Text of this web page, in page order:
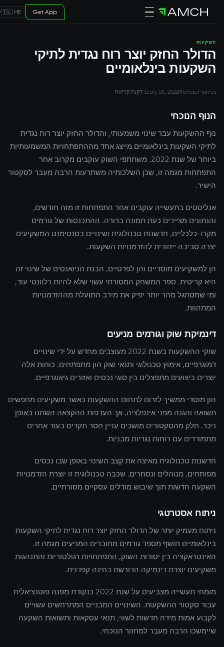
🇮🇱 HE Get App
השקעות
הדולר החזק יוצר רוח נגדית לתיקי
השקעות בינלאומיים
Michael Torres
July 25, 20223 דקות קריאה
הנוף הנוכחי
נוף ההשקעות עבר שינוי משמעותי, והדולר החזק יוצר רוח נגדית
לתיקי השקעות בינלאומיים מייצג אחד מההתפתחויות המשמעותיות
ביותר של שנת 2022. משתתפי השוק עוקבים מקרוב אחר
התפתחות מגמה זו, שכן השלכותיה משתרעות הרבה מעבר לסקטור
הישיר.
אנליסטים בתעשייה עוקבים אחר התפתחות זו מזה חודשים,
והנתונים מציירים כעת תמונה ברורה. ההתכנסות של גורמים
מקרו-כלכליים, חדשנות טכנולוגית ושינויים בסנטימנט המשקיעים
יצרה סביבה ייחודית להזדמנויות השקעות.
הן למשקיעים מוסדיים והן לפרטיים, הבנת הניואנסים של שינוי זה
היא קריטית. ספר המשחק המסורתי עשוי שלא להיות רלוונטי עוד,
ומי שמסתגל מהר יותר יפיק את מירב התועלת מההזדמנויות
המתהוות.
דינמיקת שוק וגורמים מניעים
שוקי ההשקעות בשנת 2022 מעוצבים מחדש על ידי שינויים
דמוגרפיים, אימוץ טכנולוגי ותנאי שוק הון מתפתחים. כוחות אלה
יוצרים ביצועים מתפצלים בין סוגי נכסים ואזורים גיאוגרפיים.
הון מוסדי ממשיך לזרום לתחום ההשקעות כאשר משקיעים מחפשים
תשואה והגנה מפני אינפלציה, אך העדפות ההקצאה השתנו באופן
ניכר. חלק מהסקטורים מושכים עניין חסר תקדים בעוד אחרים
מתמודדים עם רוחות נגדיות מבניות.
חדשנות טכנולוגית מאיצה את קצב השינוי באופן שבו נכסים
מפותחים, מנוהלים ונסחרים. שכבה טכנולוגית זו יוצרת הזדמנויות
השקעה חדשות תוך שיבוש מודלים עסקיים מסורתיים.
ניתוח אסטרטגי
ניתוח מעמיק יותר של הדולר החזק יוצר רוח נגדית לתיקי השקעות
בינלאומיים חושף מספר גורמים מחוברים המניעים מגמה זו.
האינטראקציה בין יסודות השוק, התפתחויות רגולטוריות והתנהגות
משקיעים יוצרת דינמיקה הדורשת בחינה קפדנית.
מומחי תעשייה מצביעים על שנת 2022 כנקודת מפנה פוטנציאלית
עבור סקטור ההשקעות. השינויים המבניים המתרחשים עשויים
לקבוע אמות מידה חדשות לשווי, תנאי עסקאות ותשואות השקעה
שיימשכו הרבה מעבר למחזור הנוכחי.